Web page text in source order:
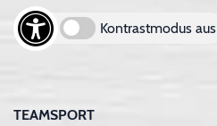
Kontrastmodus aus
TEAMSPORT